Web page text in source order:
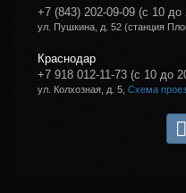
+7 (843) 202-09-09 (с 10 до
ул. Пушкина, д. 52 (станция
Краснодар
+7 918 012-11-73 (с 10 до
ул. Колхозная, д. 5, Схема